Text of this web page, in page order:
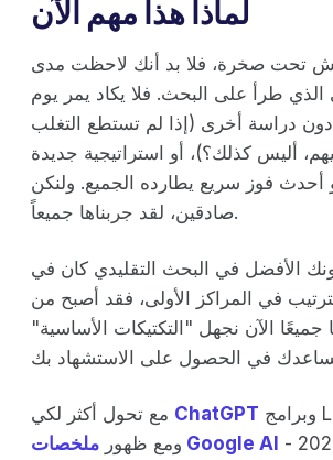
لماذا هذا مهم الآن
تحت صخرة، فلا بد أنك لاحظت مدى
الذي طرأ على البحث. فلا يكاد يمر يوم
دراسة أخرى (إذا لم تستطع التغلب
أليس كذلك؟)، أو استراتيجية جديدة
فوز سريع يطارده الجميع. ولنكن
صادقين، لقد جربناها جميعاً.
الأفضل في البحث التقليدي كان في
في المراكز الأولى، فقد أصبح من
جميعًا الآن نجهل "التكتيكات الأساسية"
ChatGPT
ومع ظهور ملخصات Google AI